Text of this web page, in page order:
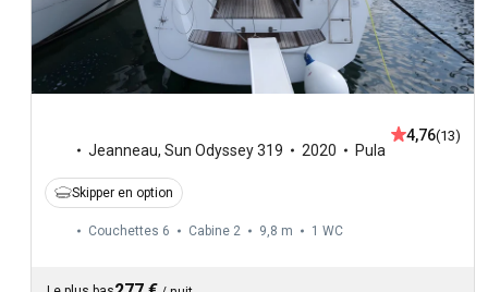
Jeanneau, Sun Odyssey 319 2020 Pula
4,76(13)
Skipper en option
Couchettes 6 Cabine 2 9,8 m 1 WC